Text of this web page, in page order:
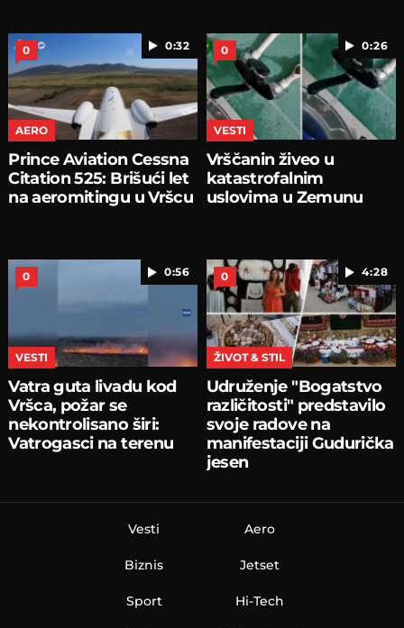
0:32
0
AERO
Prince Aviation Cessna
Citation 525: Brišući let
na aeromitingu u Vršcu
0:26
0
VESTI
Vrščanin živeo u
katastrofalnim
uslovima u Zemunu
0:56
0
VESTI
Vatra guta livadu kod
Vršca, požar se
nekontrolisano širi:
Vatrogasci na terenu
4:28
0
ŽIVOT & STIL
Udruženje "Bogatstvo
različitosti" predstavilo
svoje radove na
manifestaciji Gudurička
jesen
Vesti
Biznis
Sport
Aero
Jetset
Hi-Tech